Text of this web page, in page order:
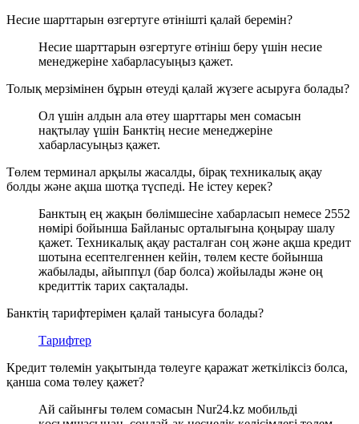
Несие шарттарын өзгертуге өтінішті қалай беремін?
Несие шарттарын өзгертуге өтініш беру үшін несие
менеджеріне хабарласуыңыз қажет.
Толық мерзімінен бұрын өтеуді қалай жүзеге асыруға болады?
Ол үшін алдын ала өтеу шарттары мен сомасын
нақтылау үшін Банктің несие менеджеріне
хабарласуыңыз қажет.
Төлем терминал арқылы жасалды, бірақ техникалық ақау
болды және ақша шотқа түспеді. Не істеу керек?
Банктың ең жақын бөлімшесіне хабарласып немесе 2552
нөмірі бойынша Байланыс орталығына қоңырау шалу
қажет. Техникалық ақау расталған соң және ақша кредит
шотына есептелгеннен кейін, төлем кесте бойынша
жабылады, айыппұл (бар болса) жойылады және оң
кредиттік тарих сақталады.
Банктің тарифтерімен қалай танысуға болады?
Тарифтер
Кредит төлемін уақытында төлеуге қаражат жеткіліксіз болса,
қанша сома төлеу қажет?
Ай сайынғы төлем сомасын Nur24.kz мобильді